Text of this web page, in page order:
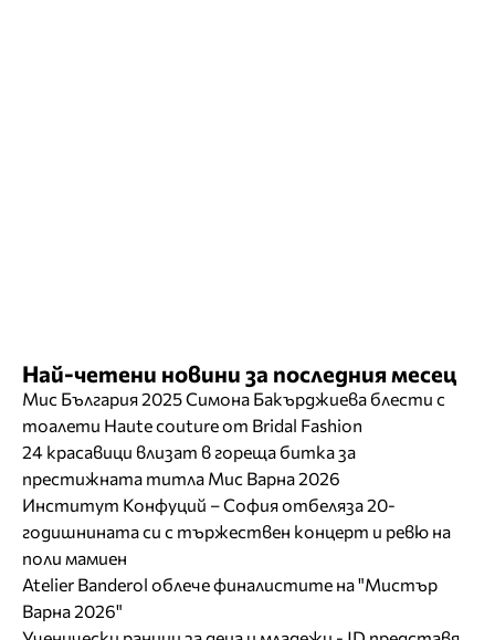
Най-четени новини за последния месец
Мис България 2025 Симона Бакърджиева блести с
тоалети Haute couture от Bridal Fashion
24 красавици влизат в гореща битка за
престижната титла Мис Варна 2026
Институт Конфуций – София отбеляза 20-
годишнината си с тържествен концерт и ревю на
поли мамиен
Atelier Banderol облече финалистите на "Мистър
Варна 2026"